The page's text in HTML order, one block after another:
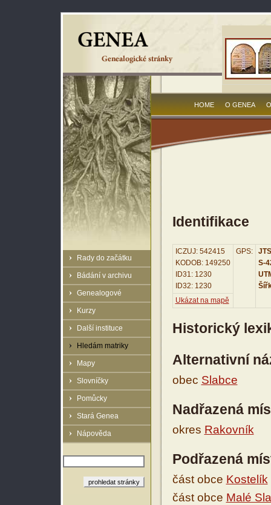
Rady do začátku
Bádání v archivu
Genealogové
Kurzy
Další instituce
Hledám matriky
Mapy
Slovníčky
Pomůcky
Stará Genea
Nápověda
HOME O GENEA
Identifikace
ICZUJ: 542415
KODOB: 149250
ID31: 1230
ID32: 1230
GPS:
S-
Ukázat na mapě
Historický
Alternativní
obec Slabce
Nadřazená
okres Rakovník
Podřazená
část obce Kostelík
část obce Malé